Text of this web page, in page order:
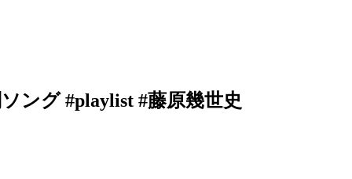
ング #playlist #藤原幾世史